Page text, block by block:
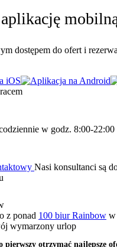
dostępem do ofert i
w godz. 8:00-22:00
Nasi konsultanci są
z ponad 100 biur Rainbow w
wymarzony urlop
pierwszy otrzymać najlepsze